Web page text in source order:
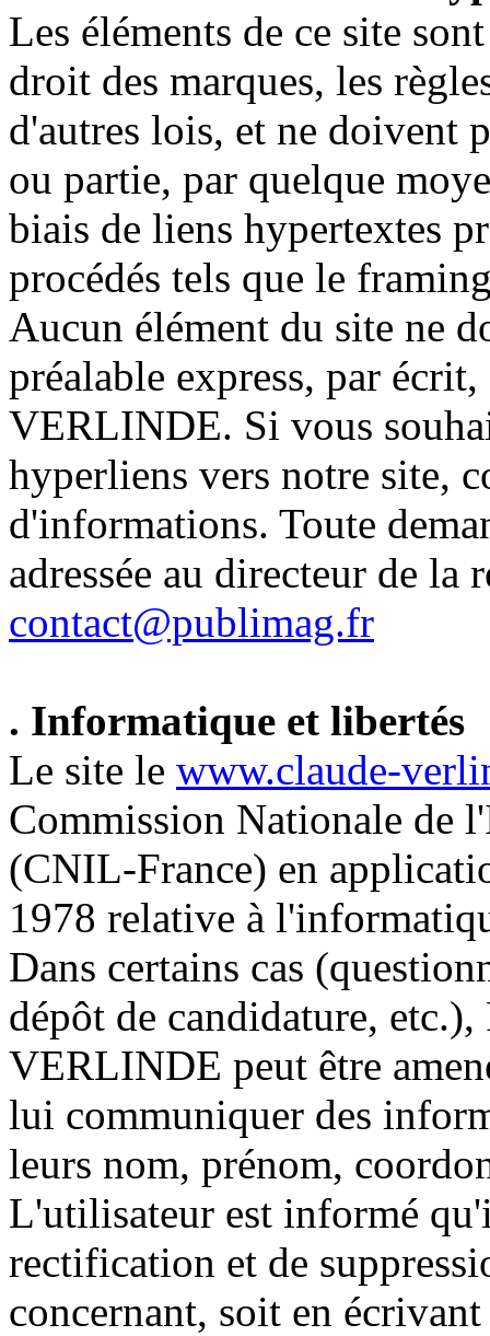
Les éléments de ce site
droit des marques, les
d'autres lois, et ne doivent
ou partie, par quelque
biais de liens hypertextes
procédés tels que le
Aucun élément du site ne
préalable express, par
VERLINDE. Si vous
hyperliens vers notre site,
d'informations. Toute
adressée au directeur de la
contact@publimag.fr
. Informatique et libertés
Le site le www.claude-
Commission Nationale de
(CNIL-France) en
1978 relative à
Dans certains cas
dépôt de candidature,
VERLINDE peut être
lui communiquer des
leurs nom, prénom,
L'utilisateur est informé
rectification et de
concernant, soit en